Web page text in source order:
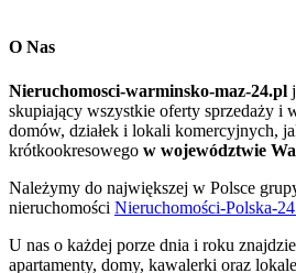
O Nas
Nieruchomosci-warminsko-maz-24.pl
skupiający wszystkie oferty sprzedaży i
domów, działek i lokali komercyjnych,
krótkookresowego w województwie
Należymy do największej w Polsce
nieruchomości Nieruchomości-Polska-
U nas o każdej porze dnia i roku
apartamenty, domy, kawalerki oraz